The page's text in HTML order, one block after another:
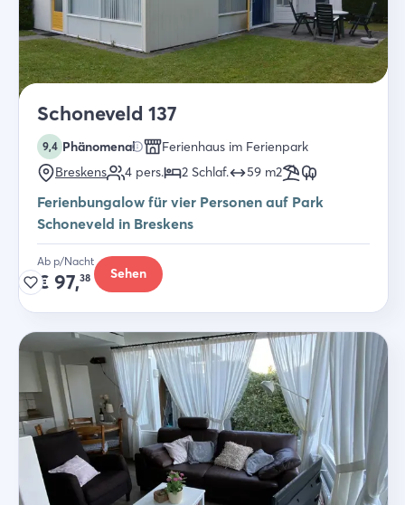
Schoneveld 137
9,4 Phänomenal
Ferienhaus im Ferienpark
Breskens
4 pers. 2 Schlaf. 59 m2
Ferienbungalow für vier Personen auf Park
Schoneveld in Breskens
Ab p/Nacht
€ 97,38 Sehen